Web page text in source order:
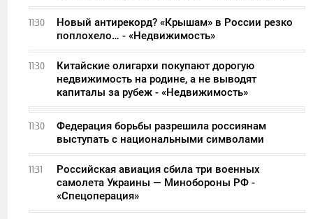
11:30
Новый антирекорд? «Крышам» в России резко
поплохело… - «Недвижимость»
11:30
Китайские олигархи покупают дорогую
недвижимость на родине, а не выводят
капиталы за рубеж - «Недвижимость»
11:30
Федерация борьбы разрешила россиянам
выступать с национальными символами
11:31
Российская авиация сбила три военных
самолета Украины — Минобороны РФ -
«Спецоперация»